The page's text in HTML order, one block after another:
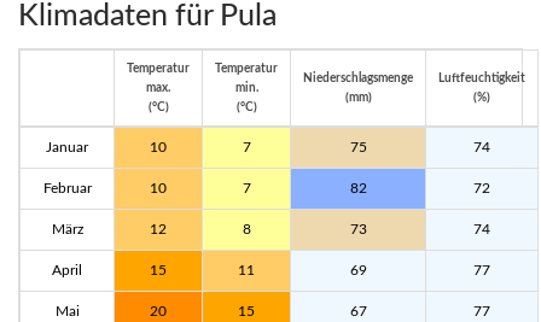
Klimadaten für Pula
Temperatur
max.
(°C)
Temperatur
min.
(°C)
Niederschlagsmenge
(mm)
Luftfeuchtigkeit
(%)
Januar 10 7 75 74
Februar 10 7 82 72
März 12 8 73 74
April 15 11 69 77
Mai 20 15 67 77